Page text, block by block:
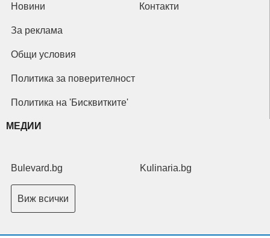
Новини Контакти
За реклама
Общи условия
Политика за поверителност
Политика на 'Бисквитките'
МЕДИИ
Bulevard.bg Kulinaria.bg
Виж всички